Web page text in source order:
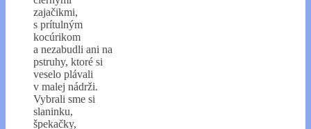
zajačikmi,
s prítulným
kocúrikom
a nezabudli ani na
pstruhy, ktoré si
veselo plávali
v malej nádrži.
Vybrali sme si
slaninku,
špekačky,